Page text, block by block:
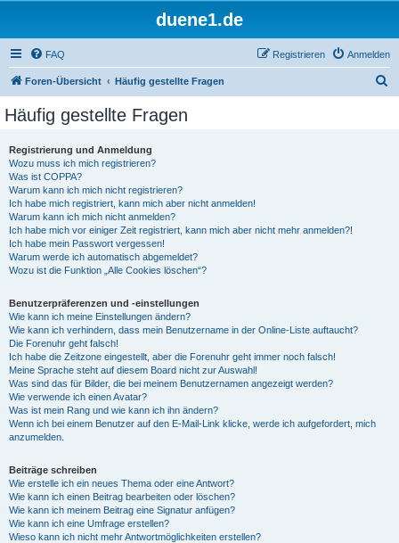
duene1.de
FAQ Anmelden
Registrieren
Foren-Übersicht Häufig gestellte Fragen
Häufig gestellte Fragen
Registrierung und Anmeldung
Wozu muss ich mich registrieren?
Was ist COPPA?
Warum kann ich mich nicht registrieren?
Ich habe mich registriert, kann mich aber nicht anmelden!
Warum kann ich mich nicht anmelden?
Ich habe mich vor einiger Zeit registriert, kann mich aber nicht mehr anmelden?!
Ich habe mein Passwort vergessen!
Warum werde ich automatisch abgemeldet?
Wozu ist die Funktion „Alle Cookies löschen“?
Benutzerpräferenzen und -einstellungen
Wie kann ich meine Einstellungen ändern?
Wie kann ich verhindern, dass mein Benutzername in der Online-Liste auftaucht?
Die Forenuhr geht falsch!
Ich habe die Zeitzone eingestellt, aber die Forenuhr geht immer noch falsch!
Meine Sprache steht auf diesem Board nicht zur Auswahl!
Was sind das für Bilder, die bei meinem Benutzernamen angezeigt werden?
Wie verwende ich einen Avatar?
Was ist mein Rang und wie kann ich ihn ändern?
Wenn ich bei einem Benutzer auf den E-Mail-Link klicke, werde ich aufgefordert, mich
anzumelden.
Beiträge schreiben
Wie erstelle ich ein neues Thema oder eine Antwort?
Wie kann ich einen Beitrag bearbeiten oder löschen?
Wie kann ich meinem Beitrag eine Signatur anfügen?
Wie kann ich eine Umfrage erstellen?
Wieso kann ich nicht mehr Antwortmöglichkeiten erstellen?